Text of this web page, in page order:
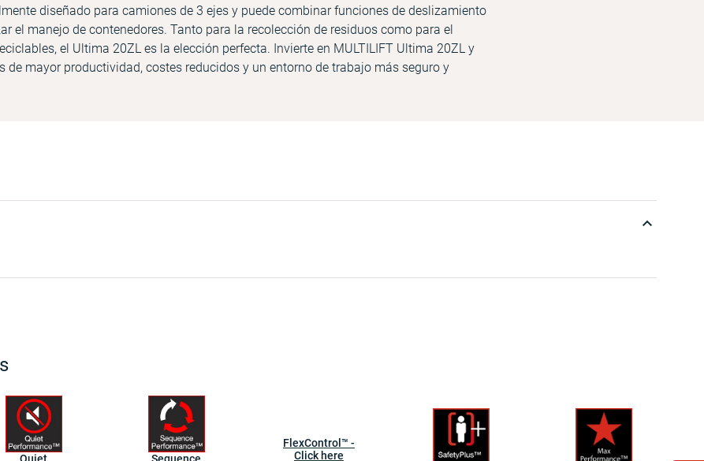
diseñado para camiones de 3 ejes y puede combinar funciones de deslizamiento
el manejo de contenedores. Tanto para la recolección de residuos como para el
el Ultima 20ZL es la elección perfecta. Invierte en MULTILIFT Ultima 20ZL y
de mayor productividad, costes reducidos y un entorno de trabajo más seguro y
FlexControl™ -
Click here